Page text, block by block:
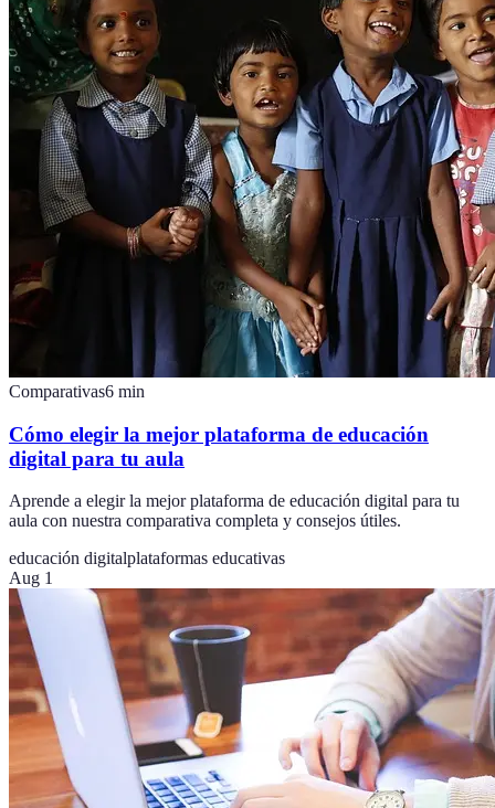
Comparativas6 min
Cómo elegir la mejor plataforma de educación
digital para tu aula
Aprende a elegir la mejor plataforma de educación digital para tu
aula con nuestra comparativa completa y consejos útiles.
educación digitalplataformas educativas
Aug 1